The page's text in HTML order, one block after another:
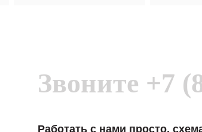
Звоните +7
Работать с нами просто,